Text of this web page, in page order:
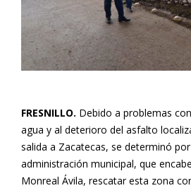
FRESNILLO. Debido a problemas
agua y al deterioro del asfalto
salida a Zacatecas, se determinó
administración municipal, que
Monreal Ávila, rescatar esta zona